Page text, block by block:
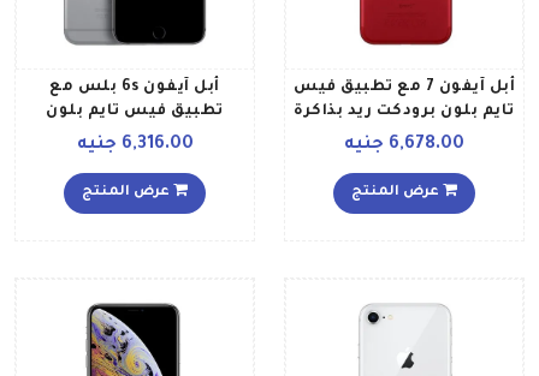
أبل آيفون 7 مع تطبيق فيس
تايم بلون برودكت ريد بذاكرة
سعة 128 جيجابايت ومزود
6,678.00 جنيه
عرض المنتج
أبل آيفون 6s بلس مع
تطبيق فيس تايم بلون
LTE
6,316.00 جنيه
عرض المنتج